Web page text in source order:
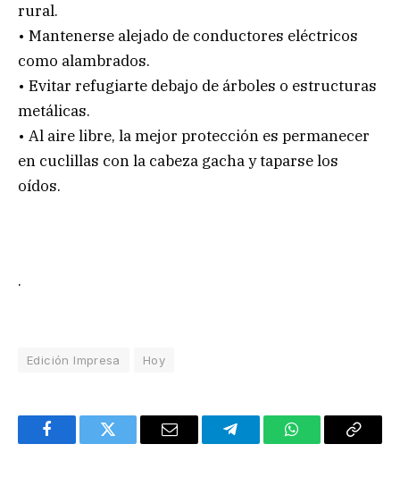
rural.
• Mantenerse alejado de conductores eléctricos
como alambrados.
• Evitar refugiarte debajo de árboles o estructuras
metálicas.
• Al aire libre, la mejor protección es permanecer
en cuclillas con la cabeza gacha y taparse los
oídos.
.
Edición Impresa Hoy
FacebookTwitter Email TelegramWhatsAppCopy